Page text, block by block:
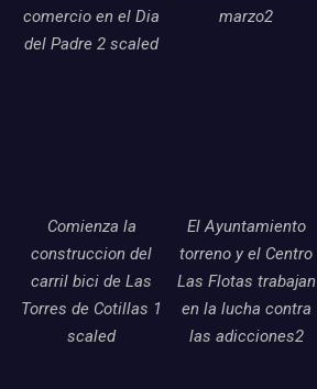
comercio en el Dia
del Padre 2 scaled
marzo2
Comienza la
construccion del
carril bici de Las
Torres de Cotillas 1
scaled
El Ayuntamiento
torreno y el Centro
Las Flotas trabajan
en la lucha contra
las adicciones2